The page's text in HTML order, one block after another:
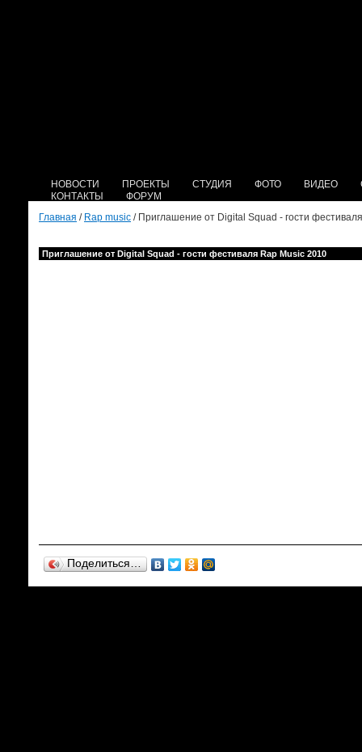
НОВОСТИ ПРОЕКТЫ СТУДИЯ ФОТО ВИДЕО
КОНТАКТЫ
ФОРУМ
Главная / Rap music / Приглашение от Digital Squad - гости
Приглашение от Digital Squad - гости фестиваля Rap Music 2010
Поделиться…